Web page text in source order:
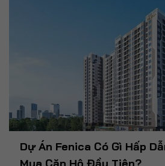
Dự Án Fenica Có Gì Hấp